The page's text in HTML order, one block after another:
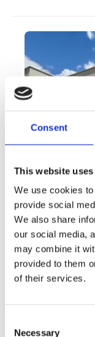
Consent
This website
We use cookies
provide social
We also share
our social media,
may combine it
provided to them
of their services.
Necessary
Sale houses
Offer type
Sale
Property type
House
Virtuální prohlídka
disposition
Family